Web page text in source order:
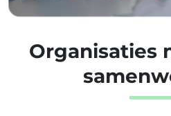
Organisaties